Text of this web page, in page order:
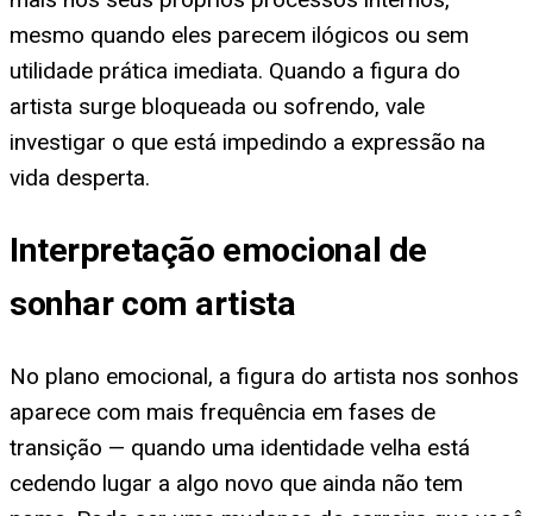
mesmo quando eles parecem ilógicos ou sem
utilidade prática imediata. Quando a figura do
artista surge bloqueada ou sofrendo, vale
investigar o que está impedindo a expressão na
vida desperta.
Interpretação emocional de
sonhar com artista
No plano emocional, a figura do artista nos sonhos
aparece com mais frequência em fases de
transição — quando uma identidade velha está
cedendo lugar a algo novo que ainda não tem